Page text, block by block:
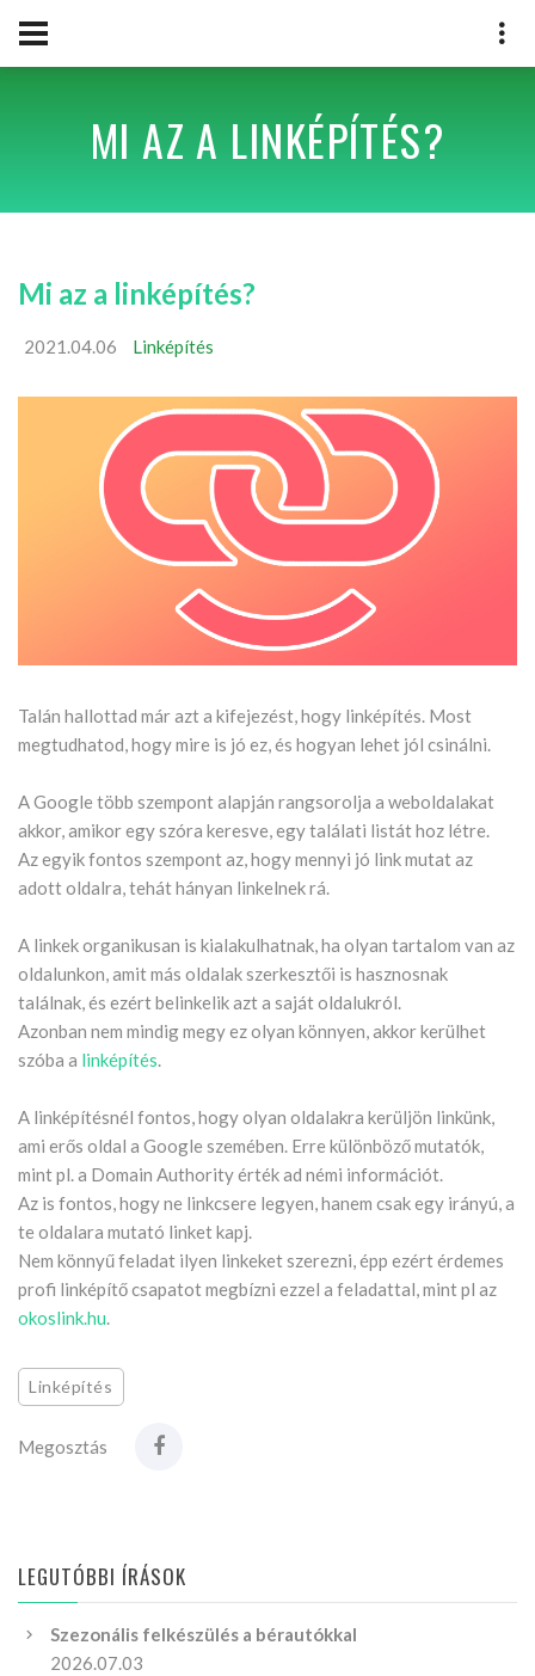
MI AZ A LINKÉPÍTÉS?
Mi az a linképítés?
2021.04.06 Linképítés
Talán hallottad már azt a kifejezést, hogy linképítés. Most
megtudhatod, hogy mire is jó ez, és hogyan lehet jól csinálni.
A Google több szempont alapján rangsorolja a weboldalakat
akkor, amikor egy szóra keresve, egy találati listát hoz létre.
Az egyik fontos szempont az, hogy mennyi jó link mutat az
adott oldalra, tehát hányan linkelnek rá.
A linkek organikusan is kialakulhatnak, ha olyan tartalom van az
oldalunkon, amit más oldalak szerkesztői is hasznosnak
találnak, és ezért belinkelik azt a saját oldalukról.
Azonban nem mindig megy ez olyan könnyen, akkor kerülhet
szóba a linképítés.
A linképítésnél fontos, hogy olyan oldalakra kerüljön linkünk,
ami erős oldal a Google szemében. Erre különböző mutatók,
mint pl. a Domain Authority érték ad némi információt.
Az is fontos, hogy ne linkcsere legyen, hanem csak egy irányú, a
te oldalara mutató linket kapj.
Nem könnyű feladat ilyen linkeket szerezni, épp ezért érdemes
profi linképítő csapatot megbízni ezzel a feladattal, mint pl az
okoslink.hu.
Linképítés
Megosztás
LEGUTÓBBI ÍRÁSOK
Szezonális felkészülés a bérautókkal
2026.07.03